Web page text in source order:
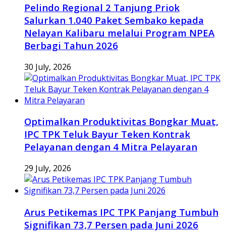
Pelindo Regional 2 Tanjung Priok
Salurkan 1.040 Paket Sembako kepada
Nelayan Kalibaru melalui Program NPEA
Berbagi Tahun 2026
30 July, 2026
Optimalkan Produktivitas Bongkar Muat,
IPC TPK Teluk Bayur Teken Kontrak
Pelayanan dengan 4 Mitra Pelayaran
29 July, 2026
Arus Petikemas IPC TPK Panjang Tumbuh
Signifikan 73,7 Persen pada Juni 2026